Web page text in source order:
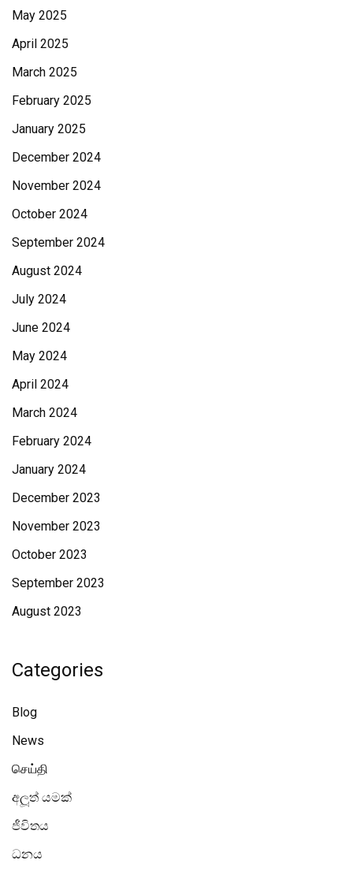
May 2025
April 2025
March 2025
February 2025
January 2025
December 2024
November 2024
October 2024
September 2024
August 2024
July 2024
June 2024
May 2024
April 2024
March 2024
February 2024
January 2024
December 2023
November 2023
October 2023
September 2023
August 2023
Categories
Blog
News
செய்தி
අලූත් යමක්
ජීවිතය
ධනය